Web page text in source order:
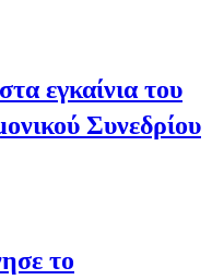
εγκαίνια του
Συνεδρίου
το